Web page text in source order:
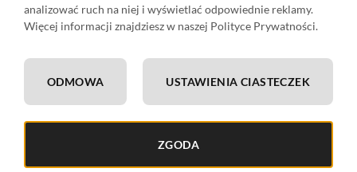
Adoris Dorota Święcka
58-502 Jelenia Góra
ING: 22 1050 1751 1000 0091 0971 2688
analizować ruch na niej i wyświetlać odpowiednie reklamy.
Więcej informacji znajdziesz w naszej Polityce Prywatności.
ZGODA
USTAWIENIA CIASTECZEK
ODMOWA